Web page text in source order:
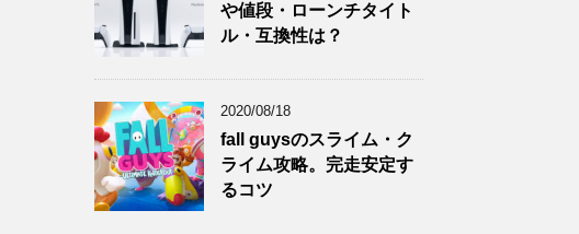
や値段・ローンチタイト
ル・互換性は？
2020/08/18
fall guysのスライム・ク
ライム攻略。完走安定す
るコツ